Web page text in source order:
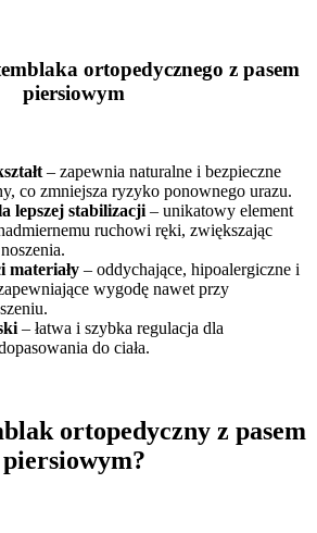
ortopedycznego z pasem
piersiowym
– zapewnia naturalne i bezpieczne
co zmniejsza ryzyko ponownego urazu.
lepszej stabilizacji – unikatowy element
ruchowi ręki, zwiększając
materiały – oddychające, hipoalergiczne i
wygodę nawet przy
– łatwa i szybka regulacja dla
do ciała.
ortopedyczny z pasem
piersiowym?